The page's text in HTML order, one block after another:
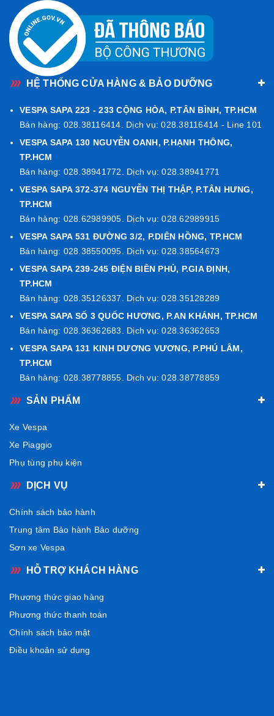
HỆ THỐNG CỬA HÀNG & BẢO DƯỠNG
VESPA SAPA 223 - 233 CỘNG HÒA, P.TÂN BÌNH, TP.HCM
Bán hàng: 028.38116414. Dịch vụ: 028.38116414 - Line 101
VESPA SAPA 130 NGUYỄN OANH, P.HẠNH THÔNG,
TP.HCM
Bán hàng: 028.38941772. Dịch vụ: 028.38941771
VESPA SAPA 372-374 NGUYỄN THỊ THẬP, P.TÂN HƯNG,
TP.HCM
Bán hàng: 028.62989905. Dịch vụ: 028.62989915
VESPA SAPA 531 ĐƯỜNG 3/2, P.DIÊN HỒNG, TP.HCM
Bán hàng: 028.38550095. Dịch vụ: 028.38564673
VESPA SAPA 239-245 ĐIỆN BIÊN PHỦ, P.GIA ĐỊNH,
TP.HCM
Bán hàng: 028.35126337. Dịch vụ: 028.35128289
VESPA SAPA SỐ 3 QUỐC HƯƠNG, P.AN KHÁNH, TP.HCM
Bán hàng: 028.36362683. Dịch vụ: 028.36362653
VESPA SAPA 131 KINH DƯƠNG VƯƠNG, P.PHÚ LÂM,
TP.HCM
Bán hàng: 028.38778855. Dịch vụ: 028.38778859
SẢN PHẨM
Xe Vespa
Xe Piaggio
Phụ tùng phụ kiện
DỊCH VỤ
Chính sách bảo hành
Trung tâm Bảo hành Bảo dưỡng
Sơn xe Vespa
HỖ TRỢ KHÁCH HÀNG
Phương thức giao hàng
Phương thức thanh toán
Chính sách bảo mật
Điều khoản sử dụng